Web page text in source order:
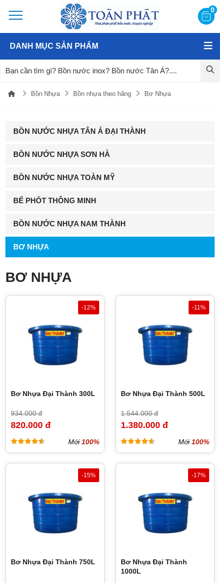
0
DANH MỤC SẢN PHẨM
Bồn Nhựa Bồn nhựa theo hãng Bơ Nhựa
BỒN NƯỚC NHỰA TÂN Á ĐẠI THÀNH
BỒN NƯỚC NHỰA SƠN HÀ
BỒN NƯỚC NHỰA TOÀN MỸ
BỂ PHỐT THÔNG MINH
BỒN NƯỚC NHỰA NAM THÀNH
BƠ NHỰA
BƠ NHỰA
-12%
Bơ Nhựa Đại Thành 300L
934.000 đ
820.000 đ
Mới100%
-11%
Bơ Nhựa Đại Thành 500L
1.544.000 đ
1.380.000 đ
Mới100%
-15%
Bơ Nhựa Đại Thành 750L
-17%
Bơ Nhựa Đại Thành
1000L